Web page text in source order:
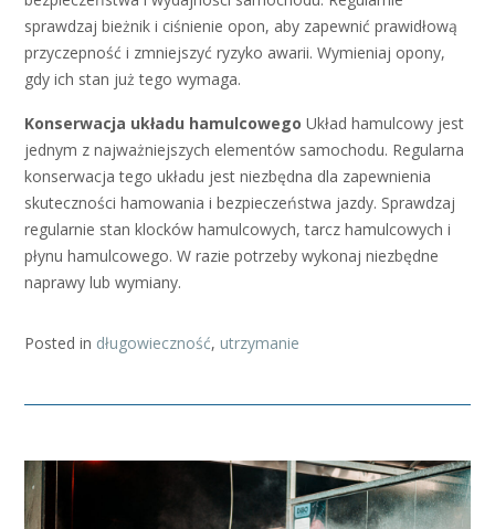
sprawdzaj bieżnik i ciśnienie opon, aby zapewnić prawidłową
przyczepność i zmniejszyć ryzyko awarii. Wymieniaj opony,
gdy ich stan już tego wymaga.
Konserwacja układu hamulcowego Układ hamulcowy jest
jednym z najważniejszych elementów samochodu. Regularna
konserwacja tego układu jest niezbędna dla zapewnienia
skuteczności hamowania i bezpieczeństwa jazdy. Sprawdzaj
regularnie stan klocków hamulcowych, tarcz hamulcowych i
płynu hamulcowego. W razie potrzeby wykonaj niezbędne
naprawy lub wymiany.
Posted in długowieczność, utrzymanie